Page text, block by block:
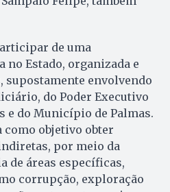
de uma
Estado, organizada e
supostamente envolvendo
do Poder Executivo
e do Município de Palmas.
como objetivo obter
por meio da
de áreas específicas,
corrupção, exploração